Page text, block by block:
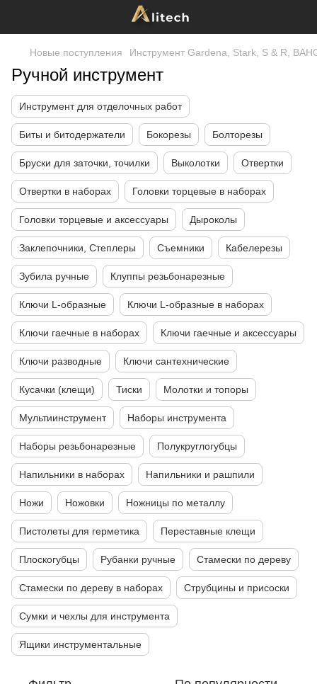
Новые поступления Инструмент Gardena, Stark, S & R,
Ручной инструмент
Инструмент для отделочных работ
Биты и битодержатели Бокорезы Болторезы
Бруски для заточки, точилки Выколотки Отвертки
Отвертки в наборах Головки торцевые в наборах
Головки торцевые и аксессуары Дыроколы
Заклепочники, Степлеры Съемники Кабелерезы
Зубила ручные Клуппы резьбонарезные
Ключи L-образные Ключи L-образные в наборах
Ключи гаечные в наборах Ключи гаечные и аксессуары
Ключи разводные Ключи сантехнические
Кусачки (клещи) Тиски Молотки и топоры
Мультиинструмент Наборы инструмента
Наборы резьбонарезные Полукруглогубцы
Напильники в наборах Напильники и рашпили
Ножи Ножовки Ножницы по металлу
Пистолеты для герметика Переставные клещи
Плоскогубцы Рубанки ручные Стамески по дереву
Стамески по дереву в наборах Струбцины и присоски
Сумки и чехлы для инструмента
Ящики инструментальные